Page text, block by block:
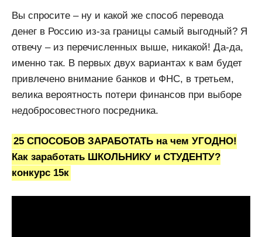
Вы спросите – ну и какой же способ перевода
денег в Россию из-за границы самый выгодный? Я
отвечу – из перечисленных выше, никакой! Да-да,
именно так. В первых двух вариантах к вам будет
привлечено внимание банков и ФНС, в третьем,
велика вероятность потери финансов при выборе
недобросовестного посредника.
25 СПОСОБОВ ЗАРАБОТАТЬ на чем УГОДНО!
Как заработать ШКОЛЬНИКУ и СТУДЕНТУ?
конкурс 15к